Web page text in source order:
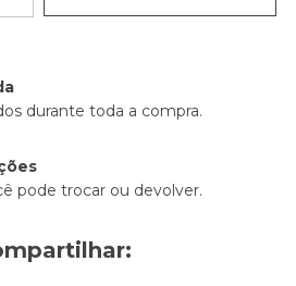
durante toda a compra.
pode trocar ou devolver.